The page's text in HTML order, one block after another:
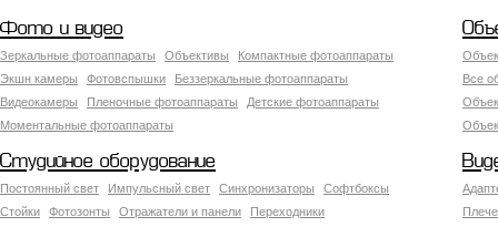
Фото и видео
Зеркальные фотоаппараты Объективы
Компактные фотоаппараты
Экшн камеры
Фотовспышки
Беззеркальные фотоаппараты
Видеокамеры
Пленочные фотоаппараты
Детские фотоаппараты
Моментальные фотоаппараты
Все
Студийное оборудование
Постоянный свет Импульсный свет Синхронизаторы
Софтбоксы
Стойки
Фотозонты Отражатели и панели
Переходники